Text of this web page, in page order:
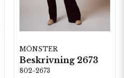
MÖNSTER
Beskrivning 2673
802-2673